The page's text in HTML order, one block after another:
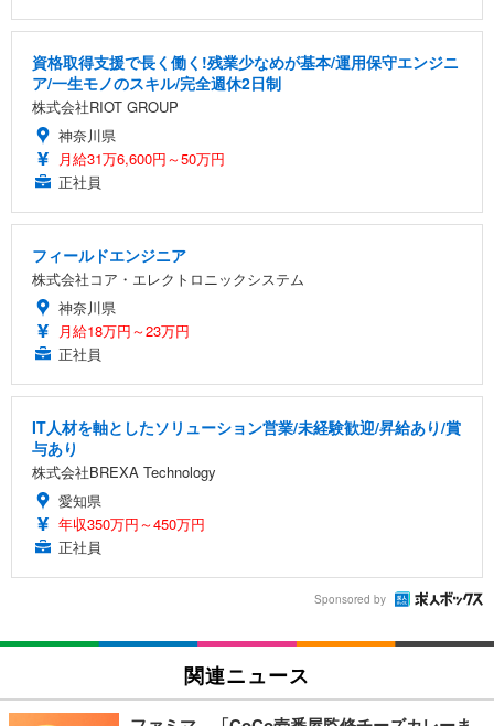
資格取得支援で長く働く!残業少なめが基本/運用保守エンジニ
ア/一生モノのスキル/完全週休2日制
株式会社RIOT GROUP
神奈川県
月給31万6,600円～50万円
正社員
フィールドエンジニア
株式会社コア・エレクトロニックシステム
神奈川県
月給18万円～23万円
正社員
IT人材を軸としたソリューション営業/未経験歓迎/昇給あり/賞
与あり
株式会社BREXA Technology
愛知県
年収350万円～450万円
正社員
Sponsored by
関連ニュース